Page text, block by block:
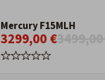
Mercury F15MLH
3299,00 €